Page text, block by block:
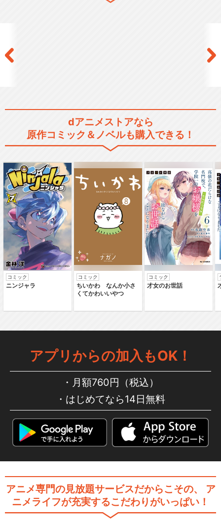
ルパン三世 PART6
ルパン三世 風魔一族の陰謀
ルパン三世TVSP #01 バイバ
イ・リバティ…
グウェイ・ペ…
ルパン三世TVSP #03 ナポレ
オンの辞書を…
ルパン三世TVSP #04 ロシア
より愛をこめて
dアニメストアなら
原作コミック＆ノベルも購入できる！
コミック
ニンジャラ
コミック
ちいかわ なんか小さ
くてかわいいやつ
コミック
才女のお世話
アプリからの加入もOK！
月額760円（税込）
はじめてなら14日無料
アニメ専門の見放題サービスだからこその、
ア
ニメライフが充実するこだわりがいっぱい！